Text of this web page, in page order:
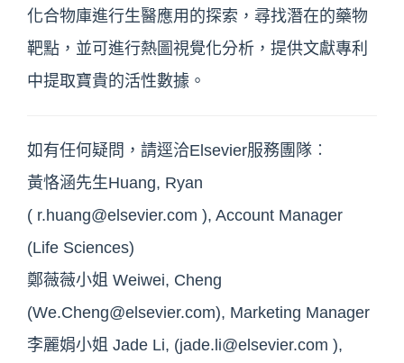
化合物庫進行生醫應用的探索，尋找潛在的藥物
靶點，並可進行熱圖視覺化分析，提供文獻專利
中提取寶貴的活性數據。
如有任何疑問，請逕洽Elsevier服務團隊︰
黃恪涵先生Huang, Ryan
( r.huang@elsevier.com ), Account Manager
(Life Sciences)
鄭薇薇小姐 Weiwei, Cheng
(We.Cheng@elsevier.com), Marketing Manager
李麗娟小姐 Jade Li, (jade.li@elsevier.com ),